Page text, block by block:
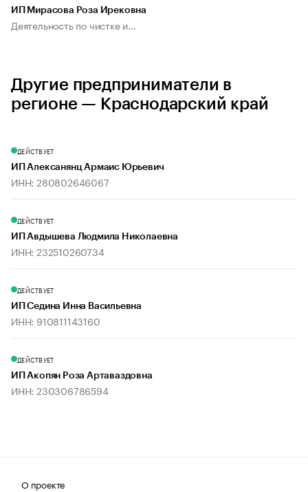
ИП Мирасова Роза Ирековна
Деятельность по чистке и...
Другие предприниматели в
регионе — Краснодарский край
ДЕЙСТВУЕТ
ИП Алексанянц Армаис Юрьевич
ИНН: 280802646067
ДЕЙСТВУЕТ
ИП Авдышева Людмила Николаевна
ИНН: 232510260734
ДЕЙСТВУЕТ
ИП Седина Инна Васильевна
ИНН: 910811143160
ДЕЙСТВУЕТ
ИП Акопян Роза Артаваздовна
ИНН: 230306786594
О проекте